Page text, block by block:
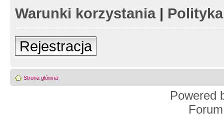
Warunki korzystania|
Rejestracja
Strona główna
Powered